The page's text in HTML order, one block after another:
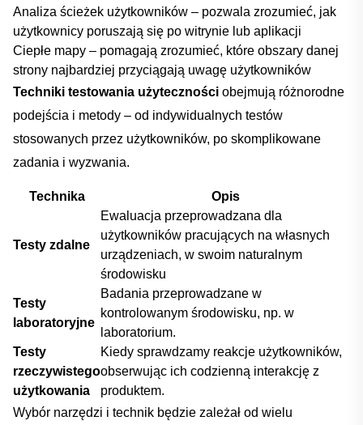
Analiza ścieżek użytkowników – pozwala zrozumieć, jak
użytkownicy poruszają się po​ witrynie ⁣lub aplikacji
Ciepłe mapy – ‌pomagają zrozumieć, które obszary danej⁣
strony najbardziej przyciągają uwagę‌ użytkowników
Techniki testowania użyteczności obejmują różnorodne
podejścia ⁢i metody – od indywidualnych testów
stosowanych przez użytkowników, po skomplikowane
zadania​ i wyzwania.
Technika Opis
Testy ⁤zdalne
Ewaluacja przeprowadzana dla
użytkowników pracujących ⁢na własnych
urządzeniach, w swoim naturalnym‌
środowisku
Testy
laboratoryjne
Badania przeprowadzane w
kontrolowanym środowisku, np. ‌w
laboratorium.
Testy
rzeczywistego
użytkowania
Kiedy ⁤sprawdzamy reakcje​ użytkowników,
⁢obserwując ich codzienną ⁣interakcję z
produktem.
Wybór narzędzi i technik będzie zależał od wielu